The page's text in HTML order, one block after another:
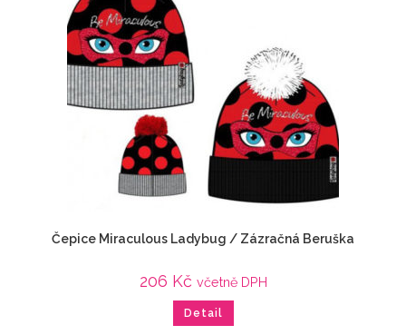
Čepice Miraculous Ladybug / Zázračná Beruška
206 Kč včetně DPH
Detail